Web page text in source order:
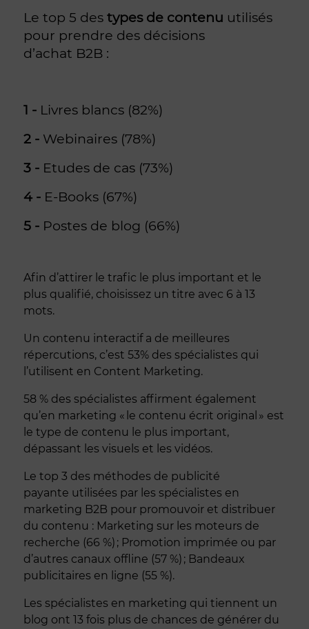
Le top 5 des types de contenu utilisés
pour prendre des décisions
d’achat B2B :
1 -Livres blancs (82%)
2 -Webinaires (78%)
3 -Etudes de cas (73%)
4 -E-Books (67%)
5 -Postes de blog (66%)
Afin d’attirer le trafic le plus important et le
plus qualifié, choisissez un titre avec 6 à 13
mots.
Un contenu interactif a de meilleures
répercutions, c’est 53% des spécialistes qui
l’utilisent en Content Marketing.
58 % des spécialistes affirment également
qu’en marketing « le contenu écrit original » est
le type de contenu le plus important,
dépassant les visuels et les vidéos.
Le top 3 des méthodes de publicité
payante utilisées par les spécialistes en
marketing B2B pour promouvoir et distribuer
du contenu : Marketing sur les moteurs de
recherche (66 %) ; Promotion imprimée ou par
d’autres canaux offline (57 %) ; Bandeaux
publicitaires en ligne (55 %).
Les spécialistes en marketing qui tiennent un
blog ont 13 fois plus de chances de générer du